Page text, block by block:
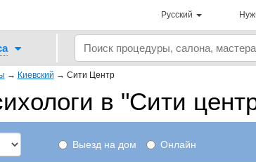
Русский
→ Киевский → Сити Центр
в "Сити
Выезд на дом Онлайн